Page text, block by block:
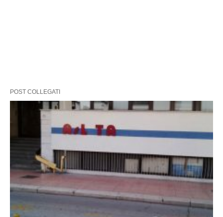
POST COLLEGATI